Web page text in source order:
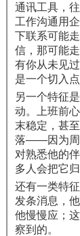
通讯工具，
工作沟通用
下联系可能
信，那可能
有你从未见
是一个切入点
另一个特征
动。上班前
末稳定，甚
落——因为周
对熟悉他的
多人会把它
还有一类特
发条消息，
他慢慢应；
察到的。